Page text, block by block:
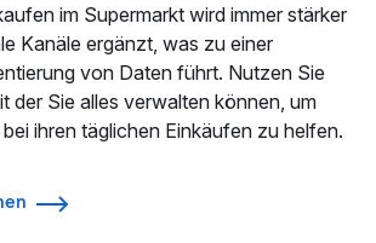
im Supermarkt wird immer stärker
Kanäle ergänzt, was zu einer
von Daten führt. Nutzen Sie
der Sie alles verwalten können, um
ihren täglichen Einkäufen zu helfen.